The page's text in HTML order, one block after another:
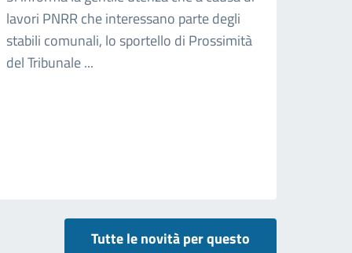
lavori PNRR che interessano parte degli
stabili comunali, lo sportello di Prossimità
del Tribunale ...
Tutte le novità per questo